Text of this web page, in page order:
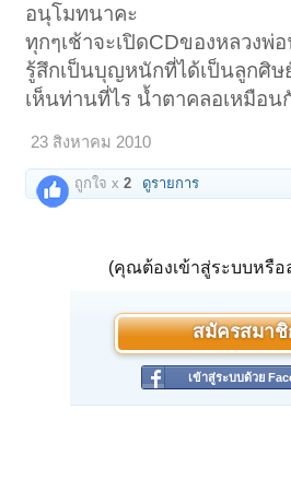
อนุโมทนาคะ
ทุกๆเช้าจะเปิดCDของหลวงพ่
รู้สึกเป็นบุญหนักที่ได้เป็นลูกศิษ
เห็นท่านที่ไร น้ำตาคลอเหมือน
23 สิงหาคม 2010
ถูกใจ x2 ดูรายการ
(คุณต้องเข้าสู่ระบบหรือ
สมัครสมาชิ
เข้าสู่ระบบด้วย